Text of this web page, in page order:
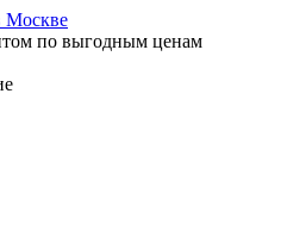
по выгодным ценам